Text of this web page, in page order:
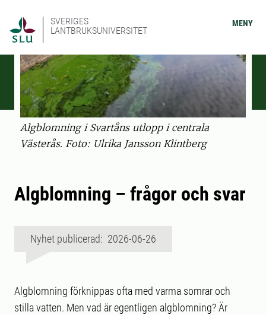
SVERIGES
LANTBRUKSUNIVERSITET
MENY
Algblomning i Svartåns utlopp i centrala
Västerås. Foto: Ulrika Jansson Klintberg
Algblomning – frågor och svar
Nyhet publicerad: 2026-06-26
Algblomning förknippas ofta med varma somrar och
stilla vatten. Men vad är egentligen algblomning? Är